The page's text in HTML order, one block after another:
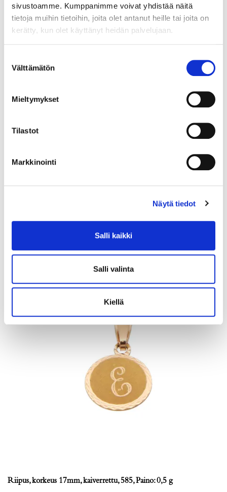
sivustoamme. Kumppanimme voivat yhdistää näitä
tietoja muihin tietoihin, joita olet antanut heille tai joita on
kerätty, kun olet käyttänyt heidän palvelujaan.
valinta
Välttämätön
Mieltymykset
Tilastot
Markkinointi
Näytä tiedot
Salli kaikki
Salli valinta
Kiellä
11.8.2026 19:32:30
Riipus, korkeus 17mm, kaiverrettu, 585, Paino: 0,5 g